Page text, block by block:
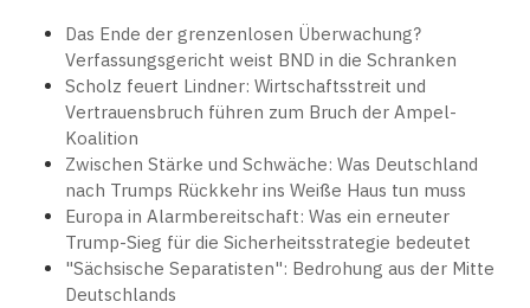
Das Ende der grenzenlosen Überwachung?
Verfassungsgericht weist BND in die Schranken
Scholz feuert Lindner: Wirtschaftsstreit und
Vertrauensbruch führen zum Bruch der Ampel-
Koalition
Zwischen Stärke und Schwäche: Was Deutschland
nach Trumps Rückkehr ins Weiße Haus tun muss
Europa in Alarmbereitschaft: Was ein erneuter
Trump-Sieg für die Sicherheitsstrategie bedeutet
"Sächsische Separatisten": Bedrohung aus der Mitte
Deutschlands